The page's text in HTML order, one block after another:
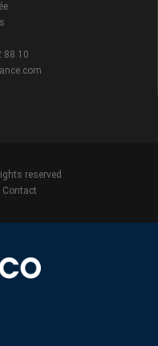
88 10
reserved
Contact